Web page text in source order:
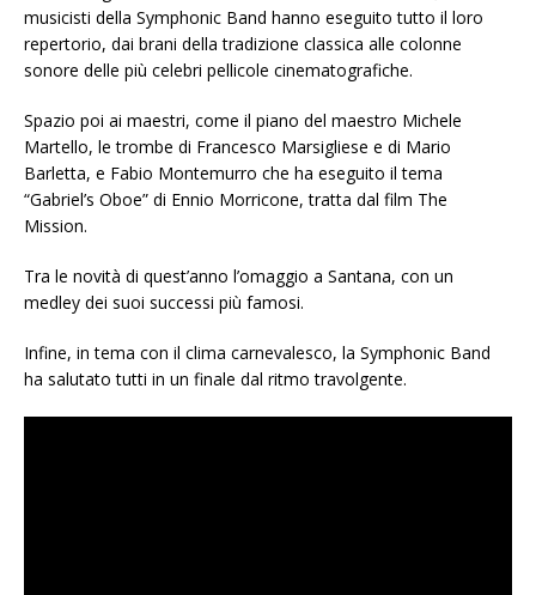
musicisti della Symphonic Band hanno eseguito tutto il loro
repertorio, dai brani della tradizione classica alle colonne
sonore delle più celebri pellicole cinematografiche.
Spazio poi ai maestri, come il piano del maestro Michele
Martello, le trombe di Francesco Marsigliese e di Mario
Barletta, e Fabio Montemurro che ha eseguito il tema
“Gabriel’s Oboe” di Ennio Morricone, tratta dal film The
Mission.
Tra le novità di quest’anno l’omaggio a Santana, con un
medley dei suoi successi più famosi.
Infine, in tema con il clima carnevalesco, la Symphonic Band
ha salutato tutti in un finale dal ritmo travolgente.